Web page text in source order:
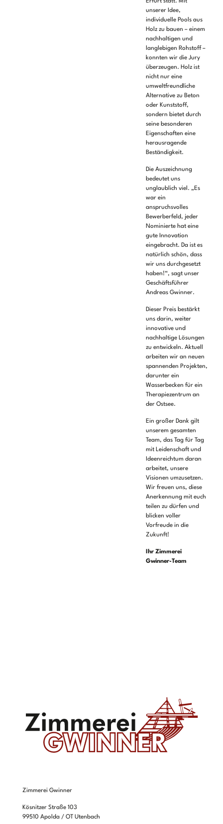
unserer Idee,
individuelle Pools aus
Holz zu bauen – einem
nachhaltigen und
langlebigen Rohstoff –
konnten wir die Jury
überzeugen. Holz ist
nicht nur eine
umweltfreundliche
Alternative zu Beton
oder Kunststoff,
sondern bietet durch
seine besonderen
Eigenschaften eine
herausragende
Beständigkeit.
Die Auszeichnung
bedeutet uns
unglaublich viel. „Es
war ein
anspruchsvolles
Bewerberfeld, jeder
Nominierte hat eine
gute Innovation
eingebracht. Da ist es
natürlich schön, dass
wir uns durchgesetzt
haben!“, sagt unser
Geschäftsführer
Andreas Gwinner.
Dieser Preis bestärkt
uns darin, weiter
innovative und
nachhaltige Lösungen
zu entwickeln. Aktuell
arbeiten wir an neuen
spannenden Projekten,
darunter ein
Wasserbecken für ein
Therapiezentrum an
der Ostsee.
Ein großer Dank gilt
unserem gesamten
Team, das Tag für Tag
mit Leidenschaft und
Ideenreichtum daran
arbeitet, unsere
Visionen umzusetzen.
Wir freuen uns, diese
Anerkennung mit euch
teilen zu dürfen und
blicken voller
Vorfreude in die
Zukunft!
Ihr Zimmerei
Gwinner-Team
Zimmerei Gwinner
Kösnitzer Straße 103
99510 Apolda / OT Utenbach